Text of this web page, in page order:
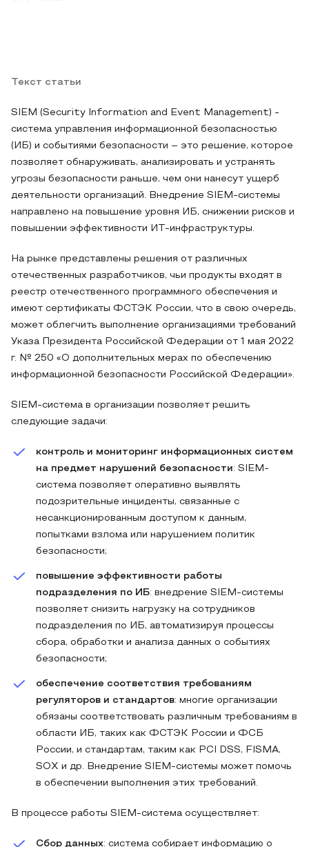
Текст статьи
SIEM (Security Information and Event Management) -
система управления информационной безопасностью
(ИБ) и событиями безопасности – это решение, которое
позволяет обнаруживать, анализировать и устранять
угрозы безопасности раньше, чем они нанесут ущерб
деятельности организаций. Внедрение SIEM-системы
направлено на повышение уровня ИБ, снижении рисков и
повышении эффективности ИТ-инфраструктуры.
На рынке представлены решения от различных
отечественных разработчиков, чьи продукты входят в
реестр отечественного программного обеспечения и
имеют сертификаты ФСТЭК России, что в свою очередь,
может облегчить выполнение организациями требований
Указа Президента Российской Федерации от 1 мая 2022
г. № 250 «О дополнительных мерах по обеспечению
информационной безопасности Российской Федерации».
SIEM-система в организации позволяет решить
следующие задачи:
контроль и мониторинг информационных систем
на предмет нарушений безопасности: SIEM-
система позволяет оперативно выявлять
подозрительные инциденты, связанные с
несанкционированным доступом к данным,
попытками взлома или нарушением политик
безопасности;
повышение эффективности работы
подразделения по ИБ: внедрение SIEM-системы
позволяет снизить нагрузку на сотрудников
подразделения по ИБ, автоматизируя процессы
сбора, обработки и анализа данных о событиях
безопасности;
обеспечение соответствия требованиям
регуляторов и стандартов: многие организации
обязаны соответствовать различным требованиям в
области ИБ, таких как ФСТЭК России и ФСБ
России, и стандартам, таким как PCI DSS, FISMA,
SOX и др. Внедрение SIEM-системы может помочь
в обеспечении выполнения этих требований.
В процессе работы SIEM-система осуществляет:
Сбор данных: система собирает информацию о